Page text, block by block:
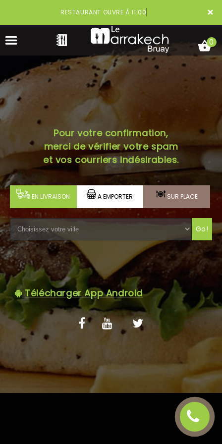
×
RESTAURANT OUVRE À 11:00
ACCUEIL
VOTRE COMPTE
NOTRE RESTAURANT
VOS AVIS
MENTIONS LÉGALES
C.G.V
0
Pour votre confirmation,
merci de vérifier votre spam
et vos courriers indésirables.
EN LIVRAISON A EMPORTER SUR PLACE
Go!
Télécharger App Android